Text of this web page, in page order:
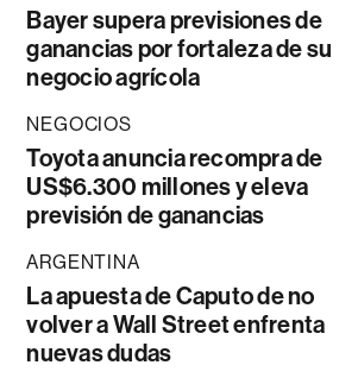
Bayer supera previsiones de
ganancias por fortaleza de su
negocio agrícola
NEGOCIOS
Toyota anuncia recompra de
US$6.300 millones y eleva
previsión de ganancias
ARGENTINA
La apuesta de Caputo de no
volver a Wall Street enfrenta
nuevas dudas